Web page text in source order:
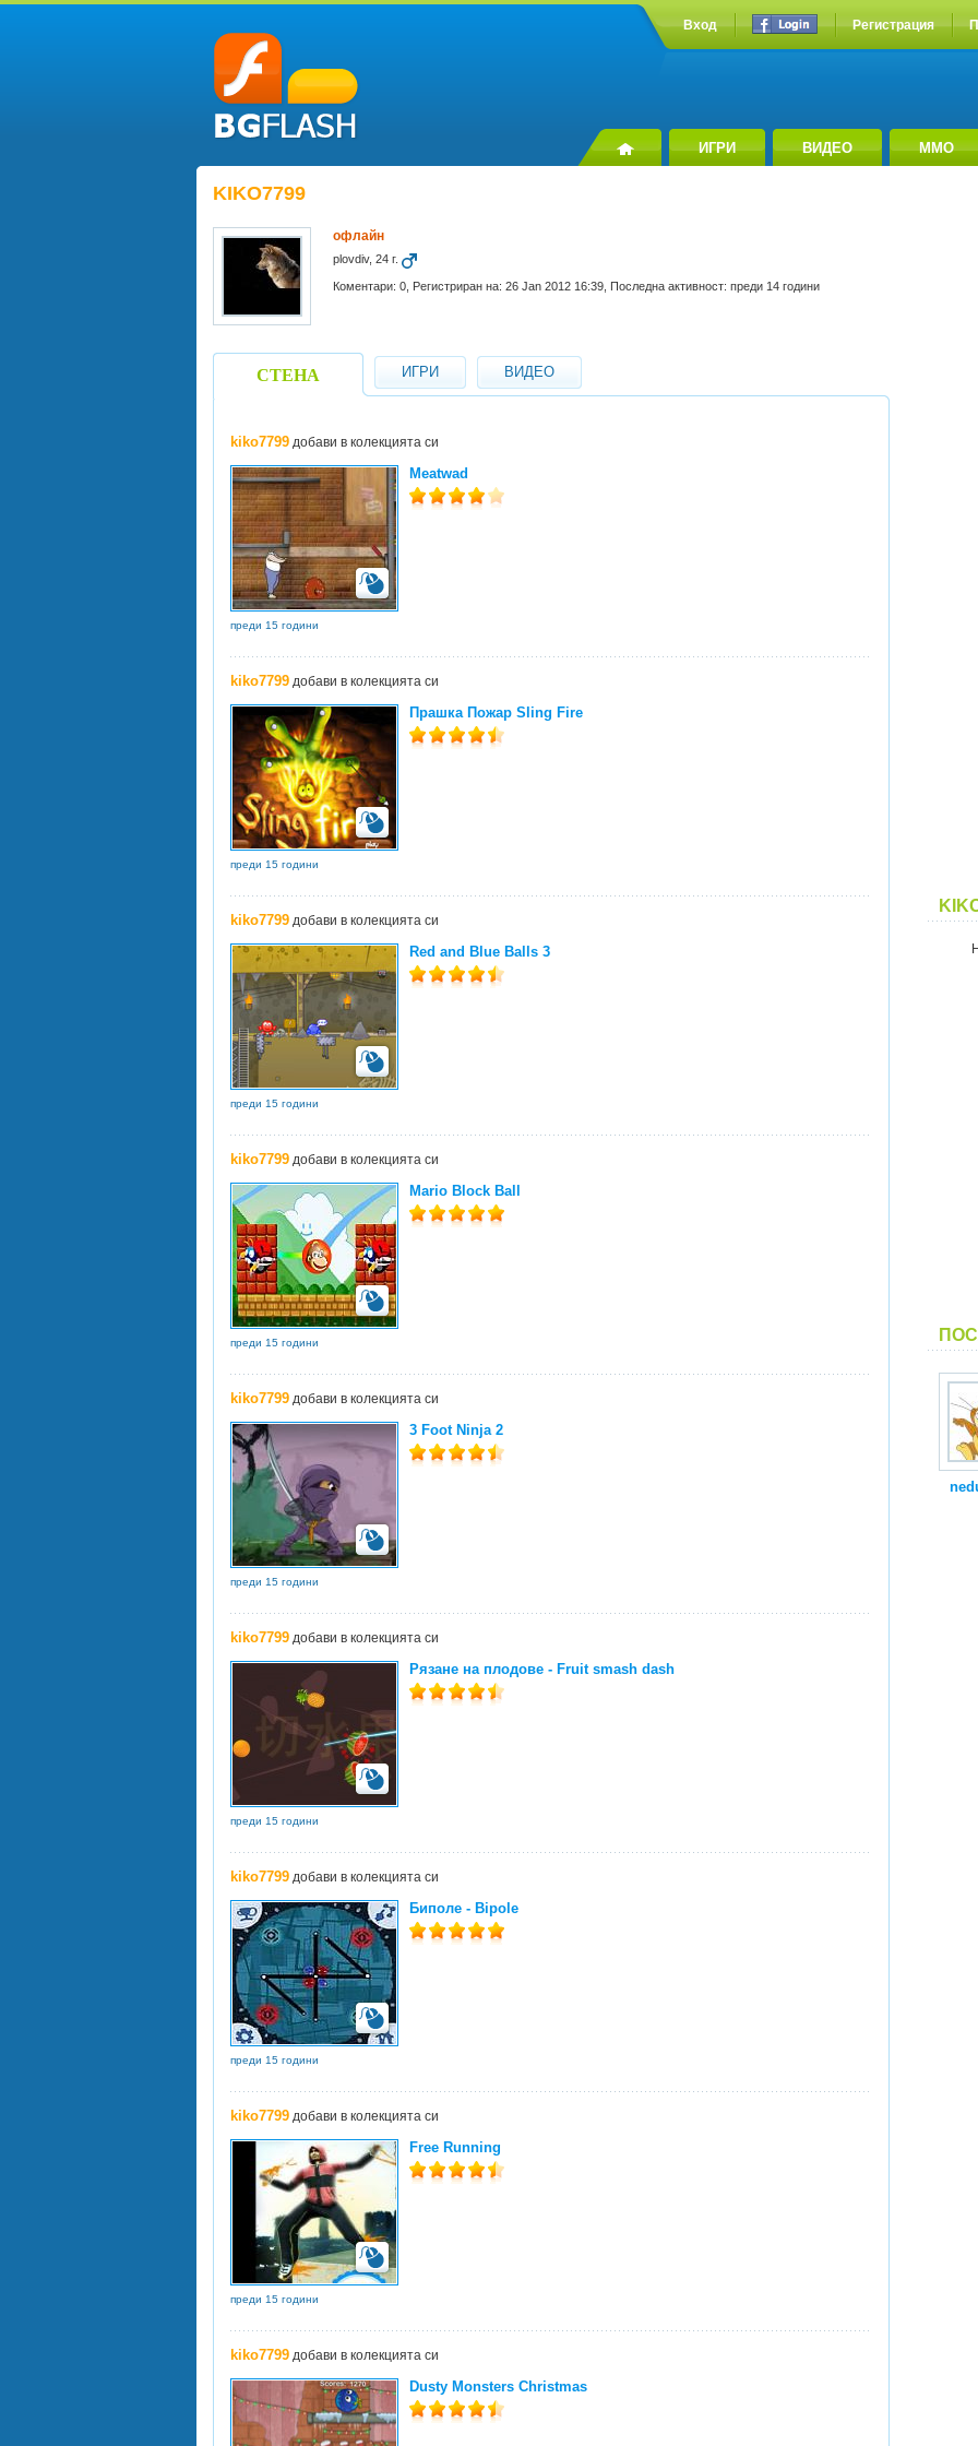
Вход Регистрация
ИГРИ ВИДЕО MMO
KIKO7799
офлайн
plovdiv, 24 г.
Коментари: 0, Регистриран на: 26 Jan 2012 16:39, Последна активност: преди 14 години
СТЕНА ИГРИ ВИДЕО
kiko7799добави в колекцията си
Meatwad
преди 15 години
kiko7799добави в колекцията си
Прашка Пожар Sling Fire
преди 15 години
kiko7799добави в колекцията си
Red and Blue Balls 3
преди 15 години
kiko7799добави в колекцията си
Mario Block Ball
преди 15 години
kiko7799добави в колекцията си
3 Foot Ninja 2
преди 15 години
kiko7799добави в колекцията си
Рязане на плодове - Fruit smash dash
преди 15 години
kiko7799добави в колекцията си
Биполе - Bipole
преди 15 години
kiko7799добави в колекцията си
Free Running
преди 15 години
kiko7799добави в колекцията си
Dusty Monsters Christmas